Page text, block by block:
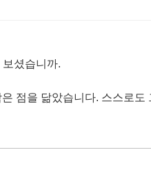
셨습니까.
점을 닮았습니다. 스스로도